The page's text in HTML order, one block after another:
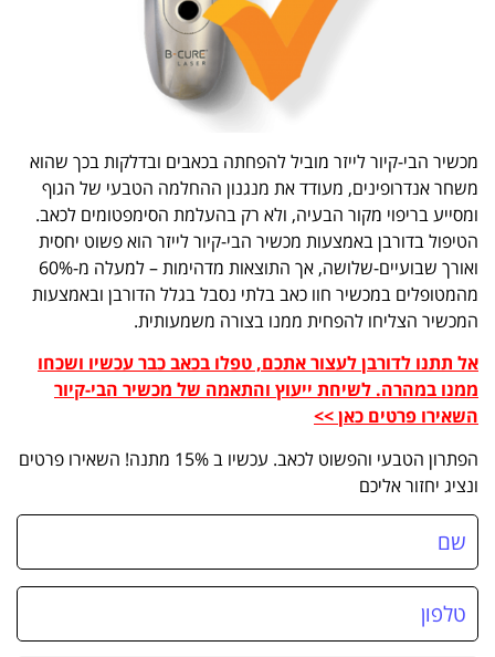
מכשיר הבי-קיור לייזר מוביל להפחתה בכאבים ובדלקות בכך שהוא
משחר אנדרופינים, מעודד את מנגנון ההחלמה הטבעי של הגוף
ומסייע בריפוי מקור הבעיה, ולא רק בהעלמת הסימפטומים לכאב.
הטיפול בדורבן באמצעות מכשיר הבי-קיור לייזר הוא פשוט יחסית
ואורך שבועיים-שלושה, אך התוצאות מדהימות – למעלה מ-60%
מהמטופלים במכשיר חוו כאב בלתי נסבל בגלל הדורבן ובאמצעות
המכשיר הצליחו להפחית ממנו בצורה משמעותית.
אל תתנו לדורבן לעצור אתכם, טפלו בכאב כבר עכשיו ושכחו
ממנו במהרה. לשיחת ייעוץ והתאמה של מכשיר הבי-קיור
השאירו פרטים כאן >>
הפתרון הטבעי והפשוט לכאב. עכשיו ב 15% מתנה! השאירו פרטים
ונציג יחזור אליכם